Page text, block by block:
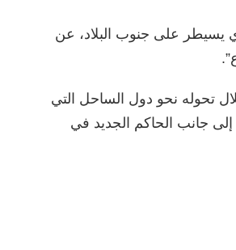
يسيطر على جنوب البلاد، عن
تحوله نحو دول الساحل التي
جانب الحاكم الجديد في